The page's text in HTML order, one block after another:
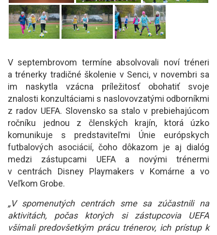
V septembrovom termíne absolvovali noví tréneri
a trénerky tradičné školenie v Senci, v novembri sa
im naskytla vzácna príležitosť obohatiť svoje
znalosti konzultáciami s naslovovzatými odborníkmi
z radov UEFA. Slovensko sa stalo v prebiehajúcom
ročníku jednou z členských krajín, ktorá úzko
komunikuje s predstaviteľmi Únie európskych
futbalových asociácií, čoho dôkazom je aj dialóg
medzi zástupcami UEFA a novými trénermi
v centrách Disney Playmakers v Komárne a vo
Veľkom Grobe.
„V spomenutých centrách sme sa zúčastnili na
aktivitách, počas ktorých si zástupcovia UEFA
všímali predovšetkým prácu trénerov, ich prístup k